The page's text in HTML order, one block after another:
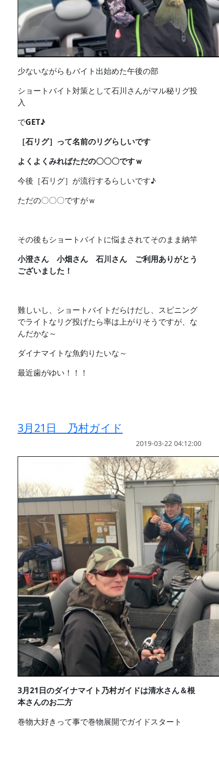
少ないながらもバイト出始めた午後の部
ショートバイト対策として石川さんがマル秘リグ投
入
でGET♪
［石リグ］って名前のリグらしいです
よくよくみればただの〇〇〇ですｗ
今後［石リグ］が流行するらしいです♪
ただの〇〇〇ですがｗ
その後もショートバイトに悩まされてそのまま納竿
小澄さん 小畑さん 石川さん ご利用ありがとう
ございました！
難しいし、ショートバイトだらけだし、スピニング
でライトなリグ投げたら率は上がりそうですが、な
んだかな～
ダイナマイトな魚釣りたいな～
最近歯がゆい！！！
3月21日 乃村ガイド
2019-03-22 04:12:00
3月21日のダイナマイト乃村ガイドは清水さん＆根
本さんのお二方
巻物大好きって事で巻物展開でガイドスタート